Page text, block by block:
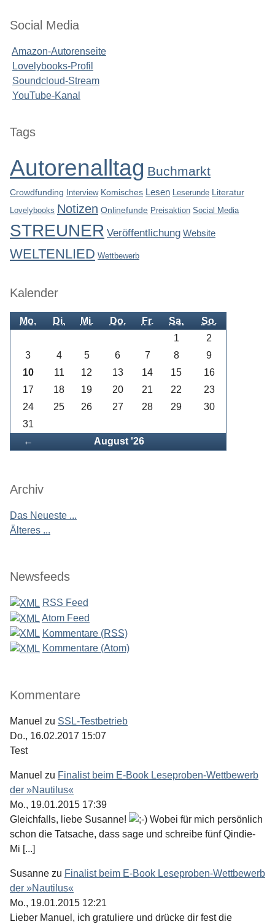
Social Media
Amazon-Autorenseite
Lovelybooks-Profil
Soundcloud-Stream
YouTube-Kanal
Seitenleiste
Tags
Autorenalltag Buchmarkt
Crowdfunding Interview Komisches Lesen Leserunde Literatur
Lovelybooks Notizen Onlinefunde Preisaktion Social Media
STREUNER Veröffentlichung Website
WELTENLIED Wettbewerb
Kalender
Mo. Di. Mi. Do. Fr. Sa. So.
← August '26
1
2
3
4 5 6 7 8
9
10
11 12 13 14 15
16
17
18 19 20 21 22
23
24
25 26 27 28 29
30
31
Archiv
Das Neueste ...
Älteres ...
Newsfeeds
RSS Feed
Atom Feed
Kommentare (RSS)
Kommentare (Atom)
Kommentare
Manuel zu SSL-Testbetrieb
Do., 16.02.2017 15:07
Test
Manuel zu Finalist beim E-Book Leseproben-Wettbewerb
der »Nautilus«
Mo., 19.01.2015 17:39
Gleichfalls, liebe Susanne!
Wobei für mich persönlich
schon die Tatsache, dass sage und schreibe fünf Qindie-
Mi [...]
Susanne zu Finalist beim E-Book Leseproben-Wettbewerb
der »Nautilus«
Mo., 19.01.2015 12:21
Lieber Manuel, ich gratuliere und drücke dir fest die